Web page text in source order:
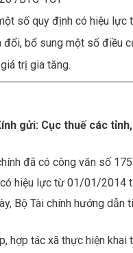
số quy định có hiệu lực
bổ sung một số điều
trị gia tăng.
gửi: Cục thuế các
đã có công văn số
hiệu lực từ 01/01/2014
Bộ Tài chính hướng dẫn
hợp tác xã thực hiện